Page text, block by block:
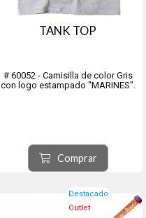
TANK TOP
# 60052 - Camisilla de color Gris
con logo estampado "MARINES".
Comprar
Destacado
Outlet